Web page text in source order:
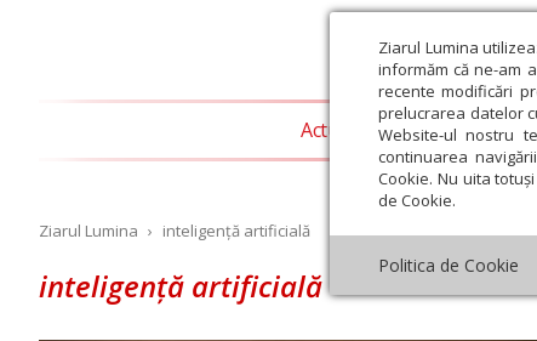
Ziarul Lumina
informăm că ne-am
recente modificări
prelucrarea datelor
Website-ul nostru
continuarea
Cookie. Nu uita
de Cookie.
Politica de Cookie
Actualitate religioasă
Ziarul Lumina › inteligență artificială
inteligență artificială